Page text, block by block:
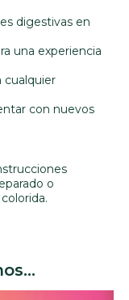
digestivas en
una experiencia
cualquier
con nuevos
o